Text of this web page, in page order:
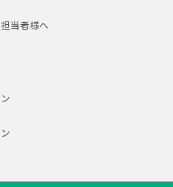
当者様へ